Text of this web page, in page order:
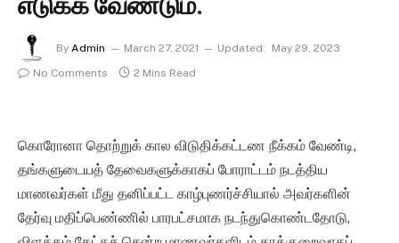
By Admin March 27, 2021 Updated:
May 29, 2023
No Comments
2 Mins Read
கொரோனா தொற்றுக் கால விடுதிக்கட்டண நீக்கம் வேண்டி,
தங்களுடையத் தேவைகளுக்காகப் போராட்டம் நடத்திய
மாணவர்கள் மீது தனிப்பட்ட காழ்புணர்ச்சியால் அவர்களின்
தேர்வு மதிப்பெண்ணில் பாரபட்சமாக நடந்துகொண்டதோடு,